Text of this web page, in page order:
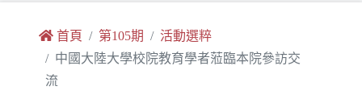
首頁 第105期
活動選粹
中國大陸大學校院教育學者蒞臨本院參訪交
流